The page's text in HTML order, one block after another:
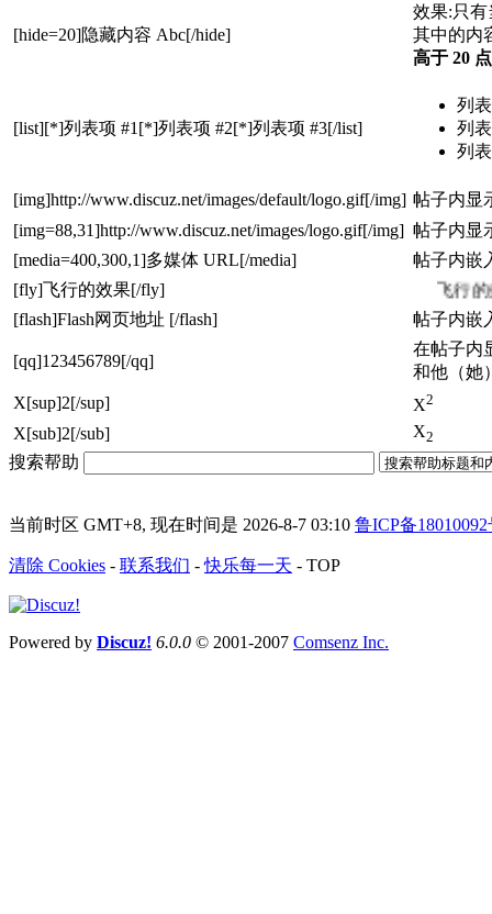
[hide=20]隐藏内容 Abc[/hide]
效果:只有
其中的内
高于 20
[list][*]列表项 #1[*]列表项 #2[*]列表项 #3[/list]
列
列
列
[img]http://www.discuz.net/images/default/logo.gif[/img] 帖子内显
[img=88,31]http://www.discuz.net/images/logo.gif[/img] 帖子内显
[media=400,300,1]多媒体 URL[/media]
帖子内嵌
[fly]飞行的效果[/fly]
飞行的
[flash]Flash网页地址 [/flash]
帖子内嵌
[qq]123456789[/qq]
在帖子内
和他（她
X[sup]2[/sup]
X2
X[sub]2[/sub] X2
搜索帮助
当前时区 GMT+8, 现在时间是 2026-8-7 03:10 鲁ICP备18010092
清除 Cookies - 联系我们 -快乐每一天 - TOP
Powered by Discuz! 6.0.0 © 2001-2007 Comsenz Inc.